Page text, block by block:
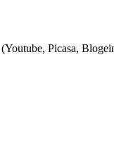
Picasa,